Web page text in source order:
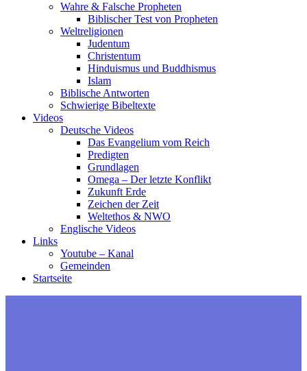
Wahre & Falsche Propheten
Biblischer Test von Propheten
Weltreligionen
Judentum
Christentum
Hinduismus und Buddhismus
Islam
Biblische Antworten
Schwierige Bibeltexte
Videos
Deutsche Videos
Das Evangelium vom Reich
Predigten
Grundlagen
Omega – Der letzte Konflikt
Zukunft Erde
Zeichen der Zeit
Weltethos & NWO
Englische Videos
Links
Youtube – Kanal
Gemeinden
Startseite